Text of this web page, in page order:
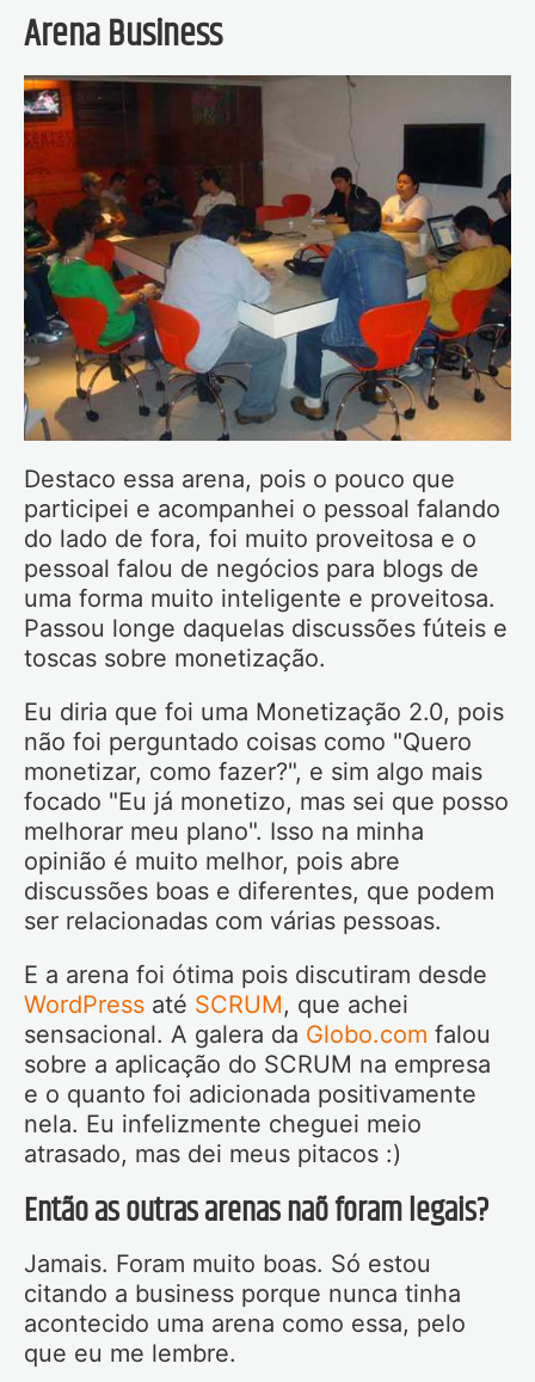
Arena Business
Destaco essa arena, pois o pouco que
participei e acompanhei o pessoal falando
do lado de fora, foi muito proveitosa e o
pessoal falou de negócios para blogs de
uma forma muito inteligente e proveitosa.
Passou longe daquelas discussões fúteis e
toscas sobre monetização.
Eu diria que foi uma Monetização 2.0, pois
não foi perguntado coisas como "Quero
monetizar, como fazer?", e sim algo mais
focado "Eu já monetizo, mas sei que posso
melhorar meu plano". Isso na minha
opinião é muito melhor, pois abre
discussões boas e diferentes, que podem
ser relacionadas com várias pessoas.
E a arena foi ótima pois discutiram desde
WordPress até SCRUM, que achei
sensacional. A galera da Globo.com falou
sobre a aplicação do SCRUM na empresa
e o quanto foi adicionada positivamente
nela. Eu infelizmente cheguei meio
atrasado, mas dei meus pitacos :)
Então as outras arenas naõ foram legais?
Jamais. Foram muito boas. Só estou
citando a business porque nunca tinha
acontecido uma arena como essa, pelo
que eu me lembre.